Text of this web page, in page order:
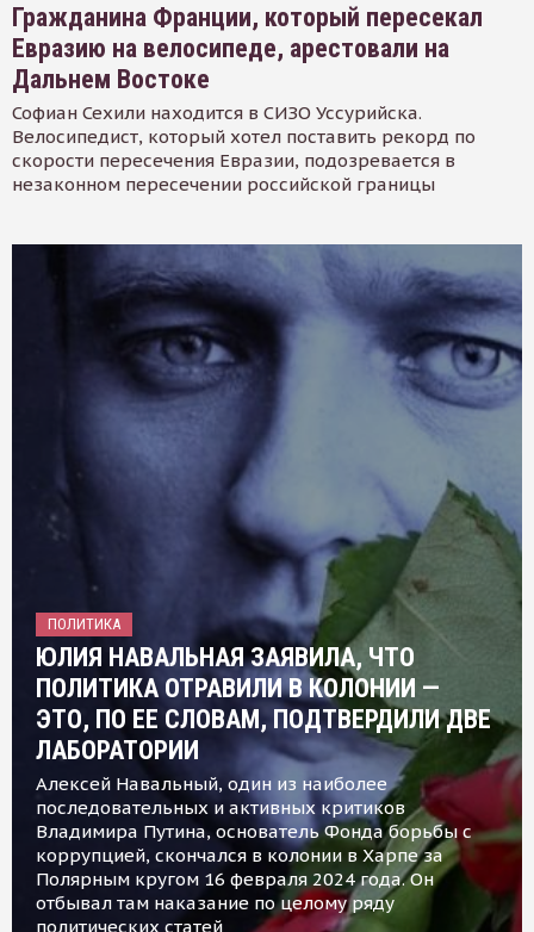
Гражданина Франции, который пересекал
Евразию на велосипеде, арестовали на
Дальнем Востоке
Софиан Сехили находится в СИЗО Уссурийска.
Велосипедист, который хотел поставить рекорд по
скорости пересечения Евразии, подозревается в
незаконном пересечении российской границы
ПОЛИТИКА
ЮЛИЯ НАВАЛЬНАЯ ЗАЯВИЛА, ЧТО
ПОЛИТИКА ОТРАВИЛИ В КОЛОНИИ —
ЭТО, ПО ЕЕ СЛОВАМ, ПОДТВЕРДИЛИ ДВЕ
ЛАБОРАТОРИИ
Алексей Навальный, один из наиболее
последовательных и активных критиков
Владимира Путина, основатель Фонда борьбы с
коррупцией, скончался в колонии в Харпе за
Полярным кругом 16 февраля 2024 года. Он
отбывал там наказание по целому ряду
политических статей